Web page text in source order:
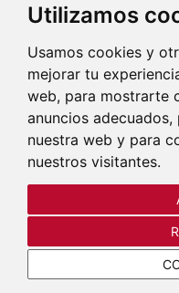
Utilizamos
Usamos cookies y
mejorar tu
web, para mostrarte
anuncios
nuestra web y para
nuestros visitantes.